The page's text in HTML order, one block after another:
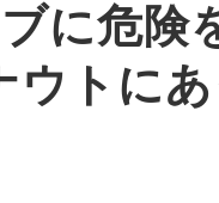
に危険
ウトに